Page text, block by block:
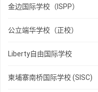
金边国际学校（ISPP）
公立端华学校（正校）
Liberty自由国际学校
柬埔寨南桥国际学校 (SISC)